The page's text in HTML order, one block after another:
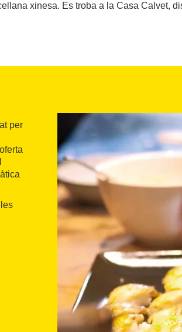
xinesa. Es troba a la Casa Calvet,
per